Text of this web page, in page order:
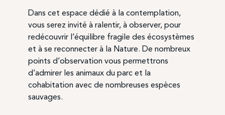
Dans cet espace dédié à la contemplation,
vous serez invité à ralentir, à observer, pour
redécouvrir l’équilibre fragile des écosystèmes
et à se reconnecter à la Nature. De nombreux
points d’observation vous permettrons
d’admirer les animaux du parc et la
cohabitation avec de nombreuses espèces
sauvages.